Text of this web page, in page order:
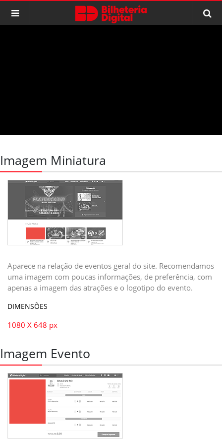
Imagem Miniatura
Aparece na relação de eventos geral do site. Recomendamos
uma imagem com poucas informações, de preferência, com
apenas a imagem das atrações e o logotipo do evento.
DIMENSÕES
1080 X 648 px
Imagem Evento